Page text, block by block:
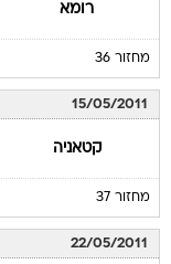
רומא
מחזור 36
15/05/2011
קטאניה
מחזור 37
22/05/2011